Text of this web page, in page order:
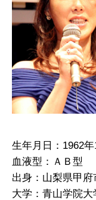
生年月日：1962年
血液型：ＡＢ型
出身：山梨県甲府
大学：青山学院